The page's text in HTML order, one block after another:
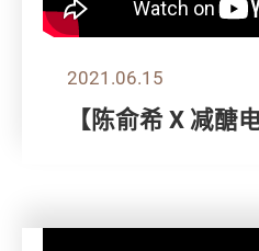
2021.06.15
【陈俞希 X 减醣